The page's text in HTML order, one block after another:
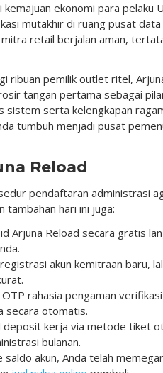
ekonomi para
mutakhir di ruang pusat data
retail berjalan aman,
ribuan pemilik outlet ritel,
tangan pertama sebagai
sistem serta kelengkapan
tumbuh menjadi pusat
Reload
pendaftaran administrasi
tambahan hari ini juga:
Arjuna Reload secara gratis
akun kemitraan baru,
rahasia pengaman
secara otomatis.
deposit kerja via metode tiket
bulanan.
akun, Anda telah